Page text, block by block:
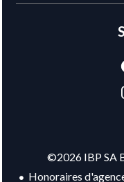
©2026 IBP SA
Honoraires